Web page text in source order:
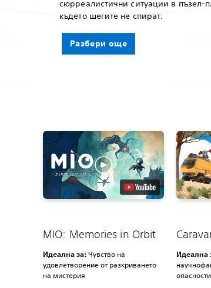
сюрреалистични ситуации в пъзел-
където шегите не спират.
Разбери още
MIO: Memories in Orbit
Идеална за:Чувство на
удовлетворение от разкриването
на мистерия
Идеална